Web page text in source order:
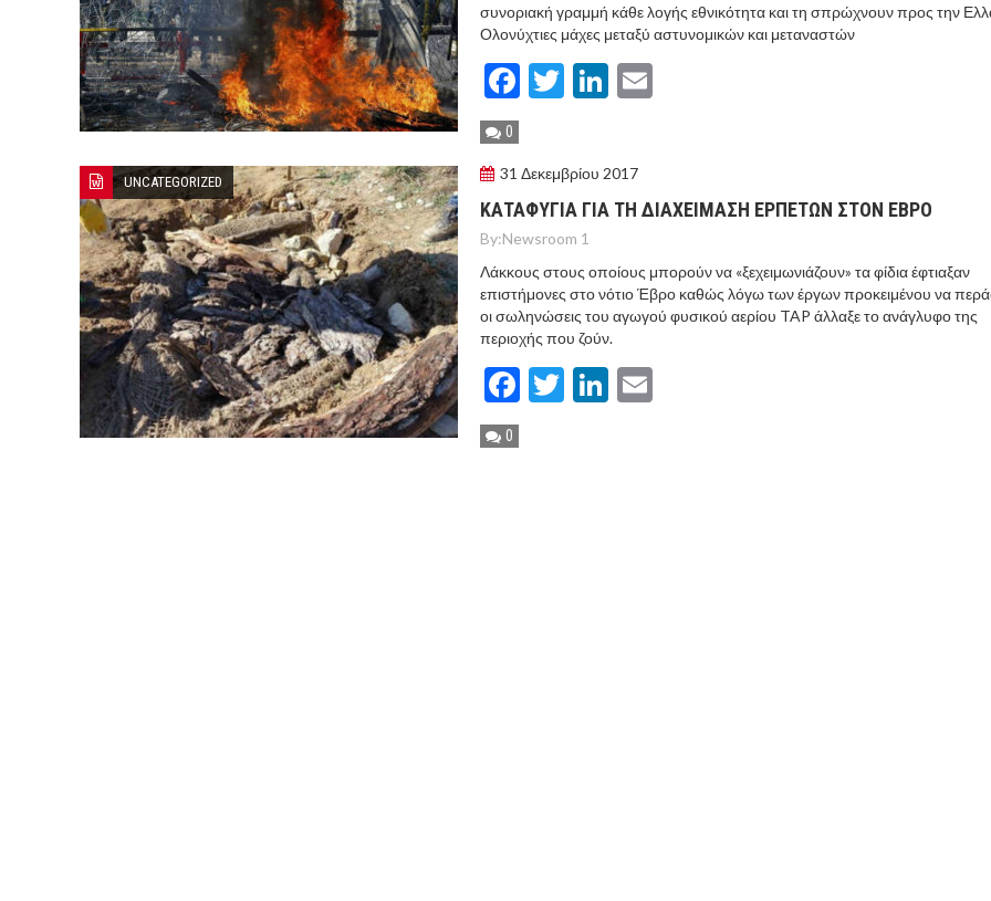
συνοριακή γραμμή κάθε λογής εθνικότητα και τη σπρώχνουν προς την
Ολονύχτιες μάχες μεταξύ αστυνομικών και μεταναστών
Facebook
TwitterLinkedIn
0
UNCATEGORIZED 31 Δεκεμβρίου 2017
ΚΑΤΑΦΥΓΙΑ ΓΙΑ ΤΗ ΔΙΑΧΕΙΜΑΣΗ ΕΡΠΕΤΩΝ ΣΤΟΝ ΕΒΡΟ
By:Newsroom 1
Λάκκους στους οποίους μπορούν να «ξεχειμωνιάζουν» τα φίδια έφτιαξαν
επιστήμονες στο νότιο Έβρο καθώς λόγω των έργων προκειμένου να
οι σωληνώσεις του αγωγού φυσικού αερίου TAP άλλαξε το ανάγλυφο της
περιοχής που ζούν.
Facebook
TwitterLinkedIn
0